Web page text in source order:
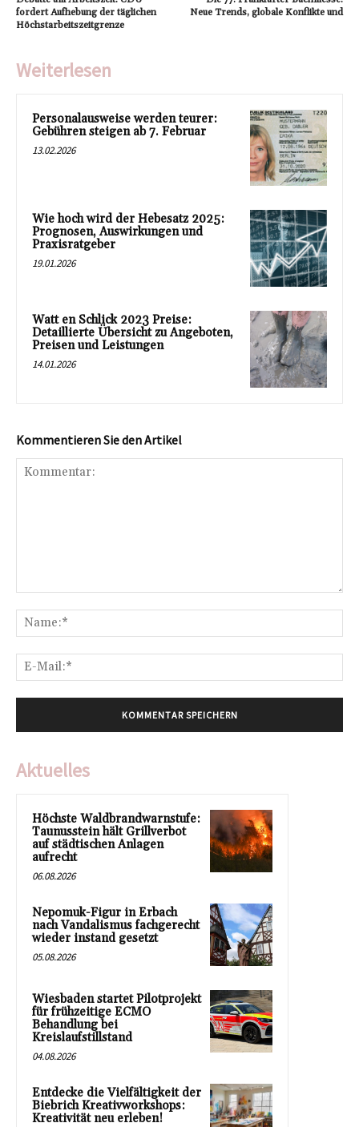
fordert Aufhebung der täglichen
Höchstarbeitszeitgrenze
Neue Trends, globale Konflikte und
Weiterlesen
Personalausweise werden teurer:
Gebühren steigen ab 7. Februar
13.02.2026
Wie hoch wird der Hebesatz 2025:
Prognosen, Auswirkungen und
Praxisratgeber
19.01.2026
Watt en Schlick 2023 Preise:
Detaillierte Übersicht zu Angeboten,
Preisen und Leistungen
14.01.2026
Kommentieren Sie den Artikel
Aktuelles
Höchste Waldbrandwarnstufe:
Taunusstein hält Grillverbot
auf städtischen Anlagen
aufrecht
06.08.2026
Nepomuk-Figur in Erbach
nach Vandalismus fachgerecht
wieder instand gesetzt
05.08.2026
Wiesbaden startet Pilotprojekt
für frühzeitige ECMO
Behandlung bei
Kreislaufstillstand
04.08.2026
Entdecke die Vielfältigkeit der
Biebrich Kreativworkshops:
Kreativität neu erleben!